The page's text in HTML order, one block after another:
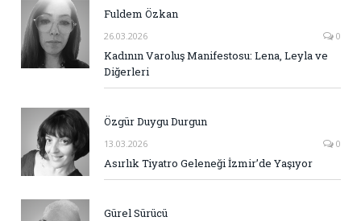
Fuldem Özkan
26.03.2026 0
Kadının Varoluş Manifestosu: Lena, Leyla ve
Diğerleri
Özgür Duygu Durgun
13.03.2026 0
Asırlık Tiyatro Geleneği İzmir’de Yaşıyor
Gürel Sürücü